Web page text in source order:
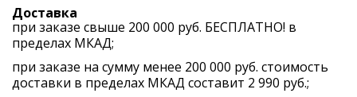
Доставка
при заказе свыше 200 000 руб. БЕСПЛАТНО! в
пределах МКАД;
при заказе на сумму менее 200 000 руб. стоимость
доставки в пределах МКАД составит 2 990 руб.;